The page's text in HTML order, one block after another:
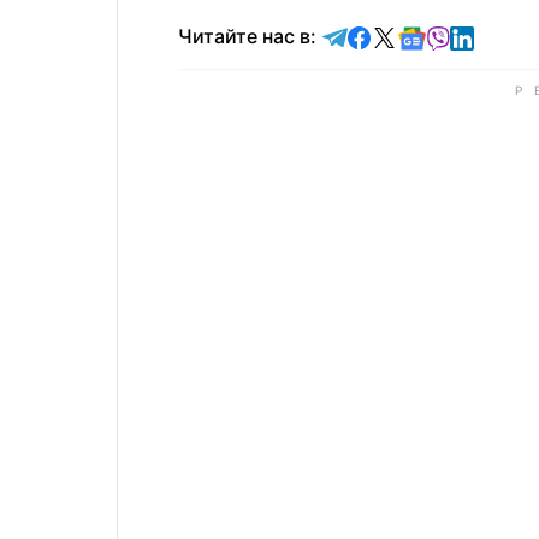
Читайте нас в: Читайте в Telegram
Читайте в
Читайте в X
Читайте в
Читайте